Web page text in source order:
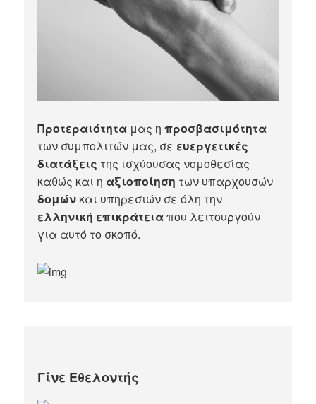
Προτεραιότητα μας ηπροσβασιμότητα
των συμπολιτών μας, σε ευεργετικές
διατάξεις της ισχύουσας νομοθεσίας
καθώς και η αξιοποίηση των υπαρχουσών
δομών και υπηρεσιών σε όλη την
ελληνική επικράτειαπου λειτουργούν
για αυτό το σκοπό.​
Γίνε Εθελοντής